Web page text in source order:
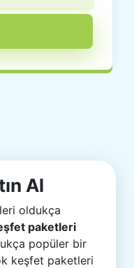
Al
oldukça
paketleri
popüler bir
keşfet paketleri